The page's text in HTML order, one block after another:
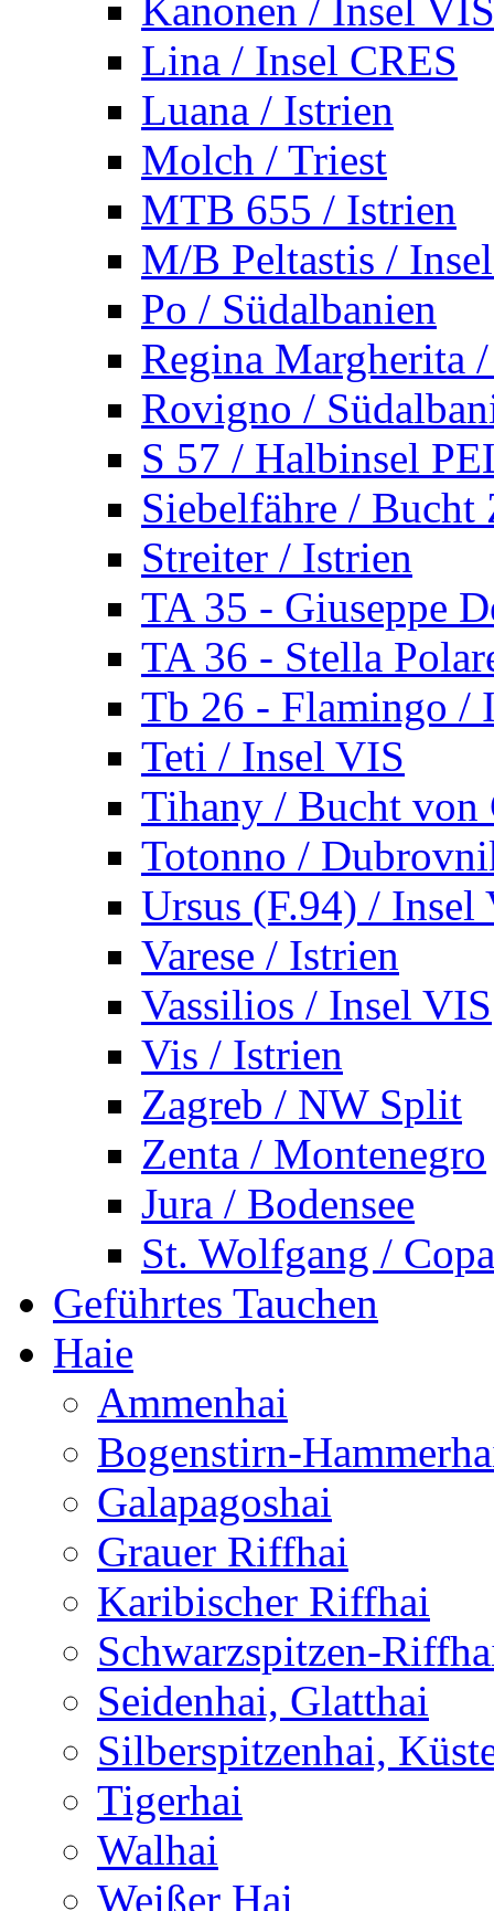
Kanonen / Insel VIS
Lina / Insel CRES
Luana / Istrien
Molch / Triest
MTB 655 / Istrien
M/B Peltastis /
Po / Südalbanien
Regina Margherita
Rovigno /
S 57 / Halbinsel
Siebelfähre / Bucht
Streiter / Istrien
TA 35 - Giuseppe
TA 36 - Stella
Tb 26 - Flamingo /
Teti / Insel VIS
Tihany / Bucht von
Totonno /
Ursus (F.94) / Insel
Varese / Istrien
Vassilios / Insel VIS
Vis / Istrien
Zagreb / NW Split
Zenta / Montenegro
Jura / Bodensee
St. Wolfgang /
Geführtes Tauchen
Haie
Ammenhai
Bogenstirn-
Galapagoshai
Grauer Riffhai
Karibischer Riffhai
Schwarzspitzen-
Seidenhai, Glatthai
Silberspitzenhai,
Tigerhai
Walhai
Weißer Hai